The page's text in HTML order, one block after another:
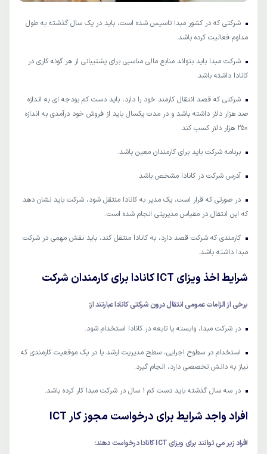
شرکتی که در کشور مبدا تاسیس شده است، باید در یک سال گذشته به طول
مداوم فعالیت کرده باشد.
شرکت مبدا باید بتواند منابع مالی مناسبی برای پشتیبانی از هر گونه کاری در
کانادا داشته باشد.
شرکتی که قصد انتقال کارمند خود را دارد، باید دست کم بودجه ای به اندازه
صد هزار دلار داشته باشد و در مدت یکسال باید از فروش خود درآمدی به اندازه
250 هزار دلار کسب کند.
برنامه شرکت باید برای کارمندان معین باشد.
آدرس شرکت در کانادا مشخص باشد.
در صورتی که قرار است، یک مدیر به کانادا منتقل شود، شرکت باید نشان دهد
که این انتقال در مقیاس مدیریتی انجام شده است.
کارمندی که شرکت قصد دارد، به کانادا منتقل کند، باید نقش مهمی در شرکت
مبدا داشته باشد.
شرایط اخذ ویزای ICT کانادا برای کارمندان شرکت
برخی از الزامات عمومی انتقال درون شرکتی کانادا عبارتند از:
در شرکت مبدا، وابسته یا تابعه در کانادا استخدام شود.
استخدام در سطوح اجرایی، سطح مدیریت ارشد یا در یک موقعیت کارمندی که
نیاز به دانش تخصصی دارد، انجام گیرد.
در سه سال گذشته باید دست کم 1 سال در شرکت مبدا کار کرده باشد.
افراد واجد شرایط برای درخواست مجوز کار ICT
افراد زیر می توانند برای ویزای ICT کانادا درخواست دهند: